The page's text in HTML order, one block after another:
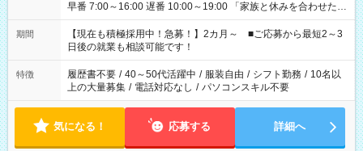
早番 7:00～16:00 遅番 10:00～19:00 「家族と休みを合わせた
い」 「余裕を持って夕飯の準備がしたい」 「できれば残業はし
たくない」 など、ご希望を教えてくださいね。 ※Wワーク希望
の方へ 今ご覧のお仕事で希望する勤務時間と、もう1つのお仕事
の勤務時間。 合計で週40時間を超える場合は応募できません。
期間
【現在も積極採用中！急募！】2カ月～ ■ご応募から最短2～3
日後の就業も相談可能です！
特徴 履歴書不要 / 40～50代活躍中 / 服装自由 / シフト勤務 / 10名以
上の大量募集 / 電話対応なし / パソコンスキル不要
気になる！ 応募する 詳細へ